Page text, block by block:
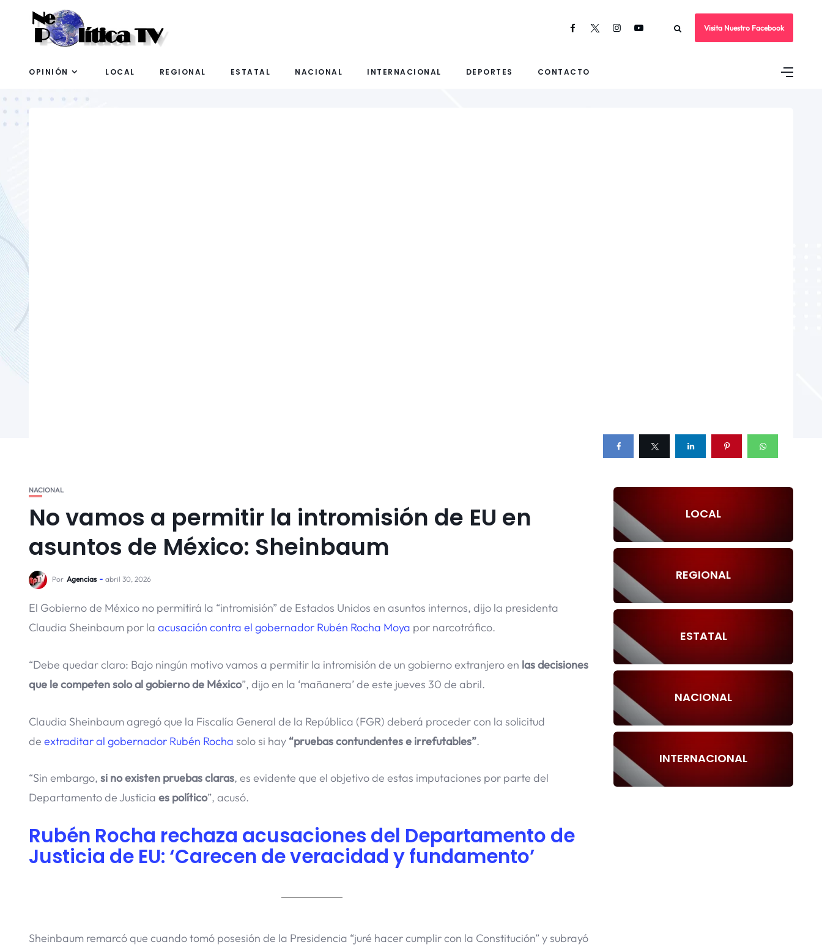
Visita Nuestro Facebook
OPINIÓN LOCAL REGIONAL ESTATAL NACIONAL INTERNACIONAL DEPORTES CONTACTO
NACIONAL
No vamos a permitir la intromisión de EU en
asuntos de México: Sheinbaum
Por Agencias abril 30, 2026
El Gobierno de México no permitirá la “intromisión” de Estados Unidos en asuntos internos, dijo la presidenta
Claudia Sheinbaum por la acusación contra el gobernador Rubén Rocha Moya por narcotráfico.
“Debe quedar claro: Bajo ningún motivo vamos a permitir la intromisión de un gobierno extranjero en las decisiones
que le competen solo al gobierno de México”, dijo en la ‘mañanera’ de este jueves 30 de abril.
Claudia Sheinbaum agregó que la Fiscalía General de la República (FGR) deberá proceder con la solicitud
de extraditar al gobernador Rubén Rocha solo si hay “pruebas contundentes e irrefutables”.
“Sin embargo, si no existen pruebas claras, es evidente que el objetivo de estas imputaciones por parte del
Departamento de Justicia es político”, acusó.
Rubén Rocha rechaza acusaciones del Departamento de
Justicia de EU: ‘Carecen de veracidad y fundamento’
Sheinbaum remarcó que cuando tomó posesión de la Presidencia “juré hacer cumplir con la Constitución” y subrayó
LOCAL
REGIONAL
ESTATAL
NACIONAL
INTERNACIONAL